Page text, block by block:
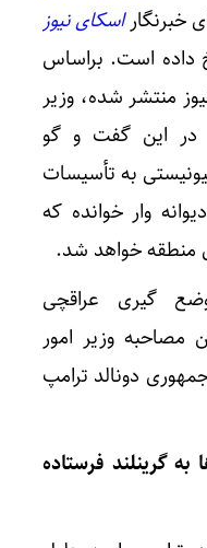
خبرنگاراسکای نیوز
داده است. براساس
منتشر شده، وزیر
در این گفت و گو
به تأسیسات
وار خوانده که
منطقه خواهد شد.
گیری عراقچی
مصاحبه وزیر امور
دونالد ترامپ
گرینلند فرستاده